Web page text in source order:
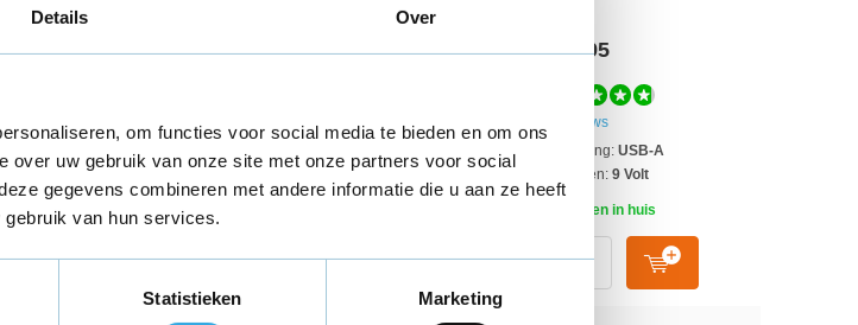
Details Over
om functies voor social media te bieden en om ons
over uw gebruik van onze site met onze partners voor social
gegevens combineren met andere informatie die u aan ze heeft
van hun services.
Statistieken Marketing
12,95
57 reviews
USB-A
5 Volt
Morgen in huis
€ 12,95
64 reviews
9 Volt
€ 12,95
71 reviews
Aansluiting:USB-A
Vermogen:9 Volt
Morgen in huis